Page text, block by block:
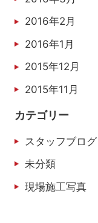
2016年2月
2016年1月
2015年12月
2015年11月
カテゴリー
スタッフブログ
未分類
現場施工写真